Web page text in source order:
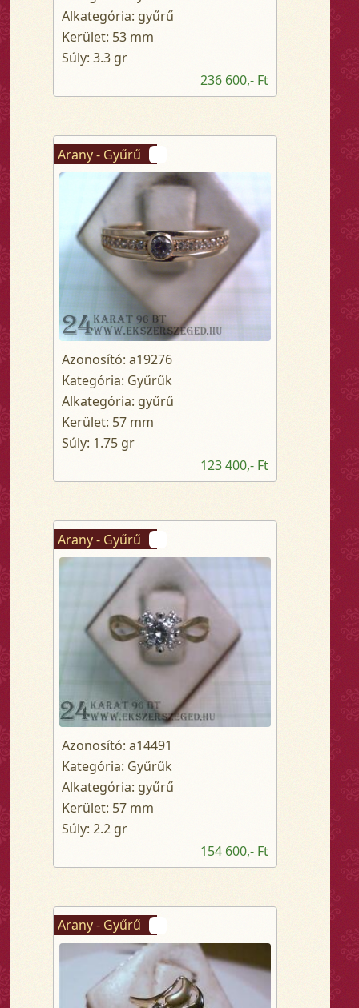
Alkategória: gyűrű
Kerület: 53 mm
Súly: 3.3 gr
236 600,- Ft
Arany - Gyűrű
Azonosító: a19276
Kategória: Gyűrűk
Alkategória: gyűrű
Kerület: 57 mm
Súly: 1.75 gr
123 400,- Ft
Arany - Gyűrű
Azonosító: a14491
Kategória: Gyűrűk
Alkategória: gyűrű
Kerület: 57 mm
Súly: 2.2 gr
154 600,- Ft
Arany - Gyűrű